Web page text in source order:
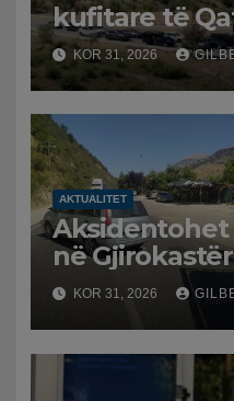
kufitare të
greke
sistem,
bllokuar
KOR 31, 2026
AKTUALITET
Aksidentohet
në
përplaset
bektashian
KOR 31, 2026